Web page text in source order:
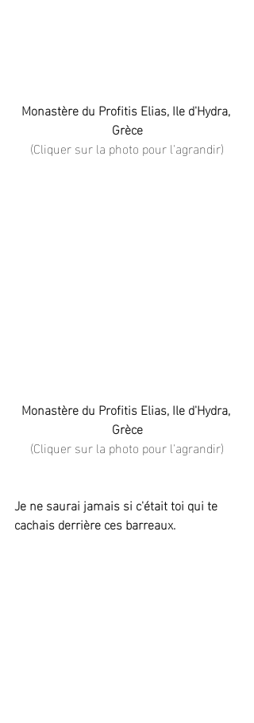
Monastère du Profitis Elias, Ile d'Hydra,
Grèce
(Cliquer sur la photo pour l'agrandir)
Monastère du Profitis Elias, Ile d'Hydra,
Grèce
(Cliquer sur la photo pour l'agrandir)
Je ne saurai jamais si c'était toi qui te
cachais derrière ces barreaux.